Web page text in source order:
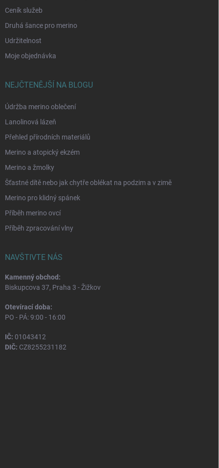
Ceník služeb
Druhá šance pro merino
Udržitelnost
Moje objednávka
NEJČTENĚJŠÍ NA BLOGU
Údržba merino oblečení
Lanolinová lázeň
Přehled přírodních materiálů
Merino a atopický ekzém
Merino a žmolky
Šťastné dítě nebo jak chytře oblékat na podzim a v zimě
Merino pro klidný spánek
Příběh merino ovcí
Příběh zpracování vlny
NAVŠTIVTE NÁS
Kamenný obchod:
Biskupcova 37, Praha 3 - Žižkov
Otevírací doba:
PO - PÁ: 9:00 - 16:00
IČ: 01043412
DIČ: CZ8255231182